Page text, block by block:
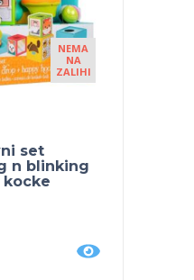
NEMA
NA
ZALIHI
set
n blinking
kocke